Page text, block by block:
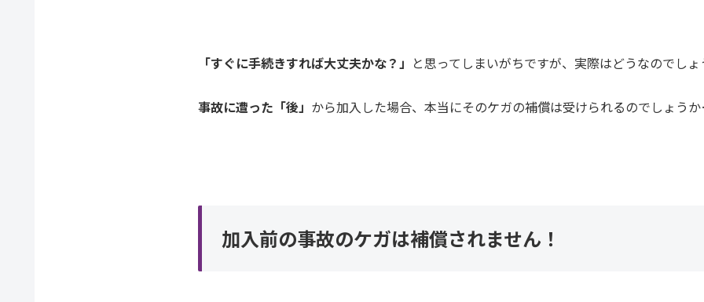
「すぐに手続きすれば大丈夫かな？」 と思ってしまいがちですが、実際はどうなのでし
事故に遭った「後」 から加入した場合、本当にそのケガの補償は受けられるのでしょう
加入前の事故のケガは補償されません！